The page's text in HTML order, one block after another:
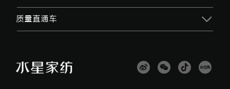
质量直通车